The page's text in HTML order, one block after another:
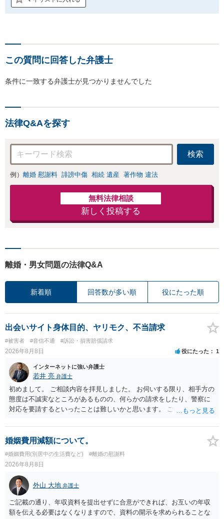
この質問に回答した弁護士
条件に一致する弁護士が見つかりませんでした
法律Q&Aを探す
検索
例） 離婚 慰謝料 誹謗中傷 相続 遺産 著作物 違法
無料法律相談
新しく投稿する
離婚・男女問題の法律Q&A
新着順 回答数が多い順 役にたった順
出会いサイト身体目的、ヤリモク、不当請求
#被害者 #音信不通 #訴訟・損害賠償請求
2026年8月8日 役にたった 1
インターネットに強い弁護士
若井 亮 弁護士
初めまして。 ご相談内容を拝見しました。 お伺いする限り、相手方の
態度は不誠実なところがあるものの、何らかの請求をしたり、警察に
対応を要請するといったことは難しいかと思います。 ご参考になれば
婚姻費用減額について。
#婚姻費用(別居中の生活費など) #離婚の慰謝料
2026年8月8日
外山 大地 弁護士
ご記載の通り、年収資料を提出せずに合意ができれば、お互いの年収
額を伝える必要はなくなりますので、資料の開示を求められることな